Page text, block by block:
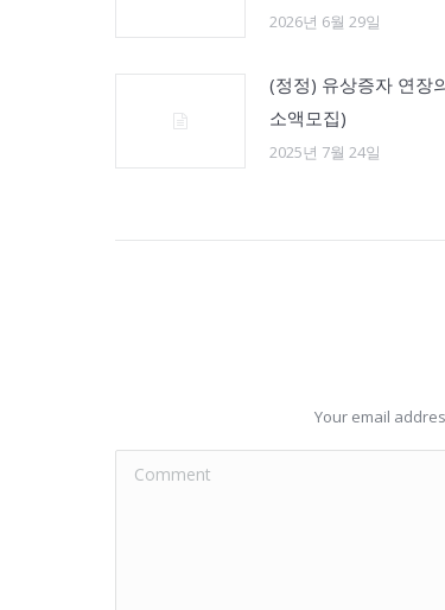
2026년 6월 29일
(정정) 유상증자 연장
소액모집)
2025년 7월 24일
Your email
Comment